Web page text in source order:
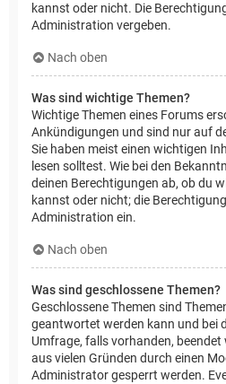
kannst oder nicht. Die
Administration vergeben.
Nach oben
Was sind wichtige Themen?
Wichtige Themen eines Forums
Ankündigungen und sind nur auf
Sie haben meist einen wichtigen
lesen solltest. Wie bei den
deinen Berechtigungen ab, ob du
kannst oder nicht; die
Administration ein.
Nach oben
Was sind geschlossene Themen?
Geschlossene Themen sind
geantwortet werden kann und bei
Umfrage, falls vorhanden,
aus vielen Gründen durch einen
Administrator gesperrt werden.